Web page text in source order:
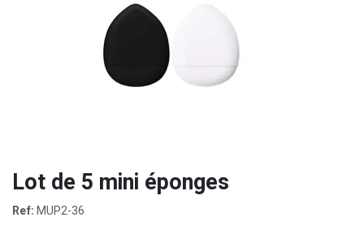
Lot de 5 mini éponges
Ref:MUP2-36